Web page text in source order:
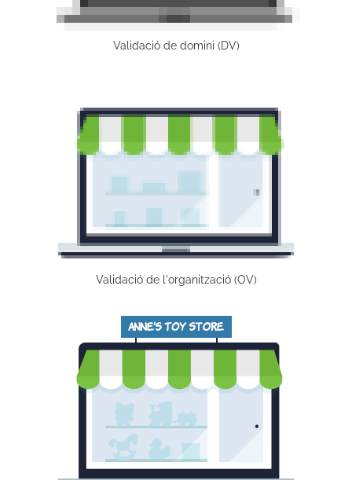
Validació de domini (DV)
Validació de l'organització (OV)